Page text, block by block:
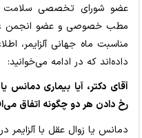
عضو شورای تخصصی سلامت
مطب خصوصی و عضو انجمن
مناسبت ماه جهانی آلزایمر،
داده‌اند که در ادامه می‌خوانید:
آقای دکتر، آیا بیماری دمانس
رخ دادن هر دو چگونه اتفاق
دمانس یا زوال عقل با آلزایمر